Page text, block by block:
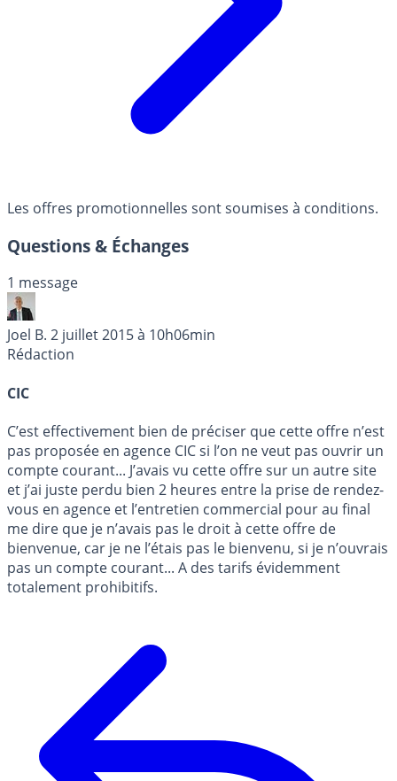
Les offres promotionnelles sont soumises à conditions.
Questions & Échanges
1 message
Joel B. 2 juillet 2015 à 10h06min
Rédaction
CIC
C’est effectivement bien de préciser que cette offre n’est
pas proposée en agence CIC si l’on ne veut pas ouvrir un
compte courant... J’avais vu cette offre sur un autre site
et j’ai juste perdu bien 2 heures entre la prise de rendez-
vous en agence et l’entretien commercial pour au final
me dire que je n’avais pas le droit à cette offre de
bienvenue, car je ne l’étais pas le bienvenu, si je n’ouvrais
pas un compte courant... A des tarifs évidemment
totalement prohibitifs.